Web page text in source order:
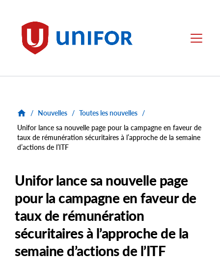
Unifor Menu
/ Nouvelles / Toutes les nouvelles /
Unifor lance sa nouvelle page pour la campagne en faveur de
taux de rémunération sécuritaires à l’approche de la semaine
d’actions de l’ITF
Unifor lance sa nouvelle page
pour la campagne en faveur de
taux de rémunération
sécuritaires à l’approche de la
semaine d’actions de l’ITF